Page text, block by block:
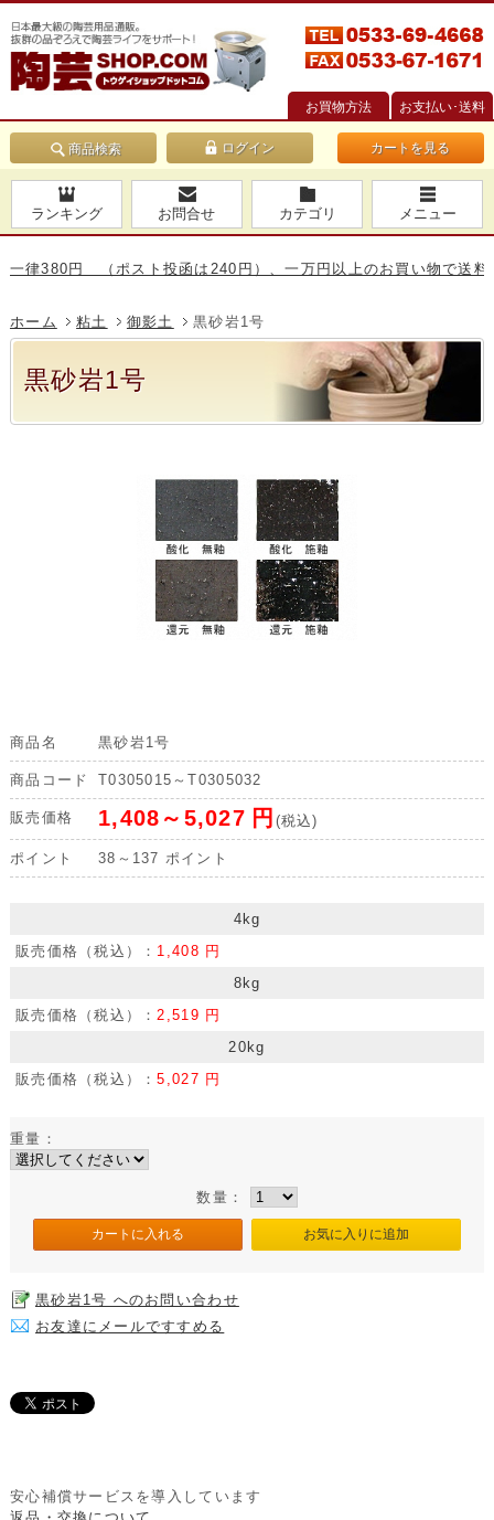
お買物方法 お支払い･送料
商品検索 カートを見る
ランキング お問合せ カテゴリ メニュー
円 （ポスト投函は240円）、一万円以上のお買い物で送料無料
ホーム 粘土 御影土 黒砂岩1号
黒砂岩1号
商品名 黒砂岩1号
商品コード T0305015～T0305032
販売価格 1,408～5,027 円 (税込)
ポイント 38～137 ポイント
4kg
販売価格（税込）： 1,408 円
8kg
販売価格（税込）：2,519 円
20kg
販売価格（税込）：5,027 円
重量：
数量：
黒砂岩1号 へのお問い合わせ
お友達にメールですすめる
安心補償サービスを導入しています